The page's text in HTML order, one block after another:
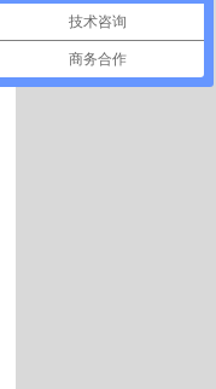
技术咨询
商务合作